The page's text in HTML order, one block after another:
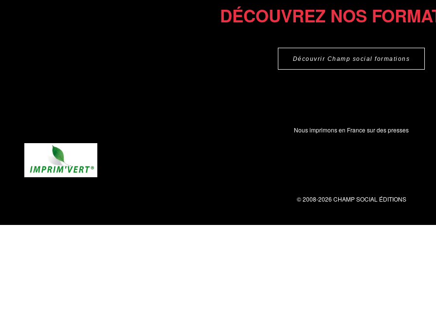
DÉCOUVREZ NOS
Découvrir Champ social formations
Nous imprimons en France sur des presses
© 2008-2026 CHAMP SOCIAL ÉDITIONS